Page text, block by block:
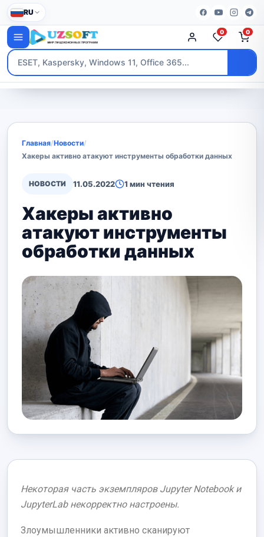
RU
0 0
Главная/Новости/
Хакеры активно атакуют инструменты обработки данных
НОВОСТИ 11.05.2022 1 мин чтения
Хакеры активно
атакуют инструменты
обработки данных
Некоторая часть экземпляров Jupyter Notebook и
JupyterLab некорректно настроены.
Злоумышленники активно сканируют